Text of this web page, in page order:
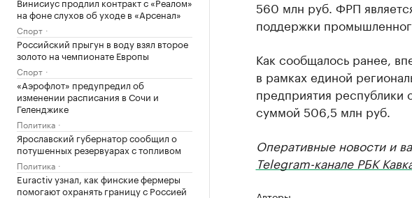
на фоне слухов об уходе в «Арсенал»
Спорт
Российский прыгун в воду взял второе
золото на чемпионате Европы
Спорт
«Аэрофлот» предупредил об
изменении расписания в Сочи и
Геленджике
Политика
Ярославский губернатор сообщил о
потушенных резервуарах с топливом
Политика
Euractiv узнал, как финские фермеры
помогают охранять границу с Россией
560 млн руб. ФРП
поддержки
Как сообщалось ранее,
в рамках единой
предприятия республики
суммой 506,5 млн руб.
Оперативные новости и
Telegram-канале РБК